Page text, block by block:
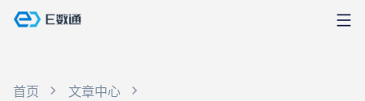
首页
文章中心